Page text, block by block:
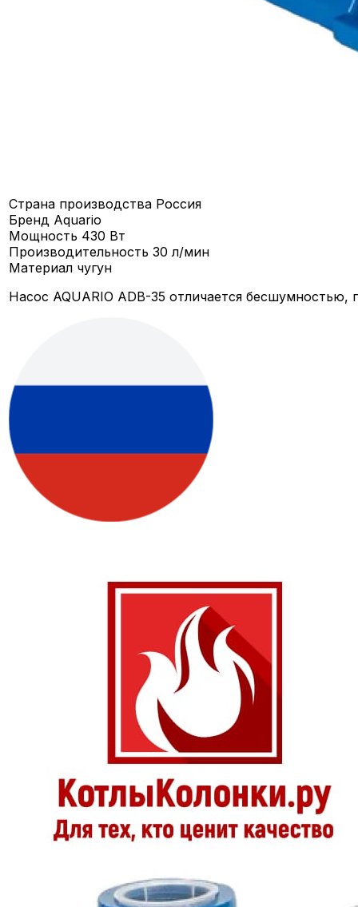
Страна производства Россия
Бренд Aquario
Мощность 430 Вт
Производительность30 л/мин
Материал чугун
Насос AQUARIO ADB-35 отличается